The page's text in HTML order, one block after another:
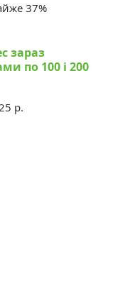
37%
зараз
по 100 і 200
р.